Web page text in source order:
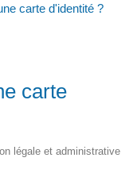
carte d'identité ?
carte
légale et administrative